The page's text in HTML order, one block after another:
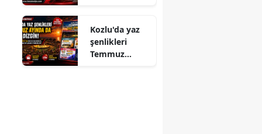
YAPILDI
Kozlu'da yaz
şenlikleri
Temmuz